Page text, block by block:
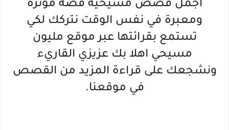
اجمل قصص مسيحية قصة مؤثرة
ومعبرة في نفس الوقت نتركك لكي
تستمع بقرائتها عبر موقع مليون
مسيحي اهلا بك عزيزي القاريء
ونشجعك على قراءة المزيد من القصص
في موقعنا.